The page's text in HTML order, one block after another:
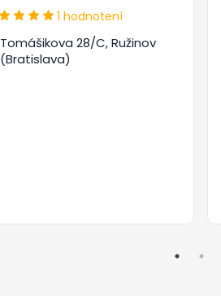
1 hodnotení
Tomášikova 28/C, Ružinov
(Bratislava)